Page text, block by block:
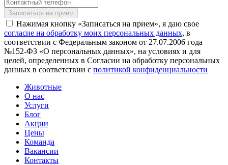
Нажимая кнопку «Записаться на прием», я даю свое
согласие на обработку моих персональных данных, в
соответствии с Федеральным законом от 27.07.2006 года
№152-ФЗ «О персональных данных», на условиях и для
целей, определенных в Согласии на обработку персональных
данных в соответствии с политикой конфиденциальности
Животные
О нас
Услуги
Блог
Акции
Цены
Команда
Вакансии
Контакты